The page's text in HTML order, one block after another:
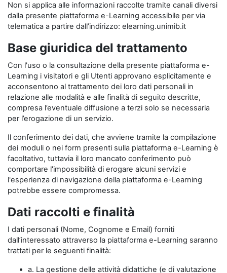
Non si applica alle informazioni raccolte tramite canali diversi
dalla presente piattaforma e-Learning accessibile per via
telematica a partire dall’indirizzo: elearning.unimib.it
Base giuridica del trattamento
Con l'uso o la consultazione della presente piattaforma e-
Learning i visitatori e gli Utenti approvano esplicitamente e
acconsentono al trattamento dei loro dati personali in
relazione alle modalità e alle finalità di seguito descritte,
compresa l’eventuale diffusione a terzi solo se necessaria
per l’erogazione di un servizio.
Il conferimento dei dati, che avviene tramite la compilazione
dei moduli o nei form presenti sulla piattaforma e-Learning è
facoltativo, tuttavia il loro mancato conferimento può
comportare l'impossibilità di erogare alcuni servizi e
l'esperienza di navigazione della piattaforma e-Learning
potrebbe essere compromessa.
Dati raccolti e finalità
I dati personali (Nome, Cognome e Email) forniti
dall’interessato attraverso la piattaforma e-Learning saranno
trattati per le seguenti finalità:
a. La gestione delle attività didattiche (e di valutazione